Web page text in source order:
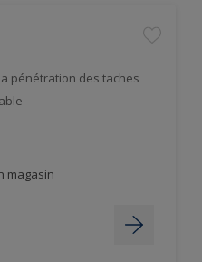
pénétration des taches
magasin